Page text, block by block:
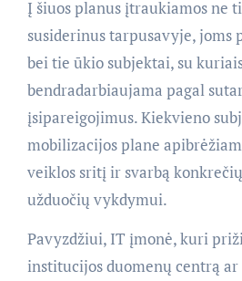
Į šiuos planus įtraukiamos ne
susiderinus tarpusavyje, joms
bei tie ūkio subjektai, su
bendradarbiaujama pagal
įsipareigojimus. Kiekvieno
mobilizacijos plane
veiklos sritį ir svarbą
užduočių vykdymui.
Pavyzdžiui, IT įmonė, kuri
institucijos duomenų centrą